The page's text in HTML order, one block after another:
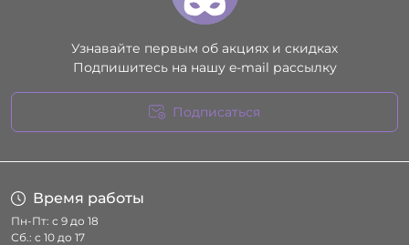
Узнавайте первым об акциях и скидках
Подпишитесь на нашу e-mail рассылку
Подписаться
Время работы
Пн-Пт: с 9 до 18
Сб.: с 10 до 17